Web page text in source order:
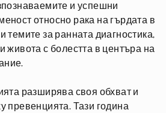
и успешни
относно рака на гърдата в
темите за ранната диагностика,
живота с болестта в центъра на
разширява своя обхват и
превенцията. Тази година